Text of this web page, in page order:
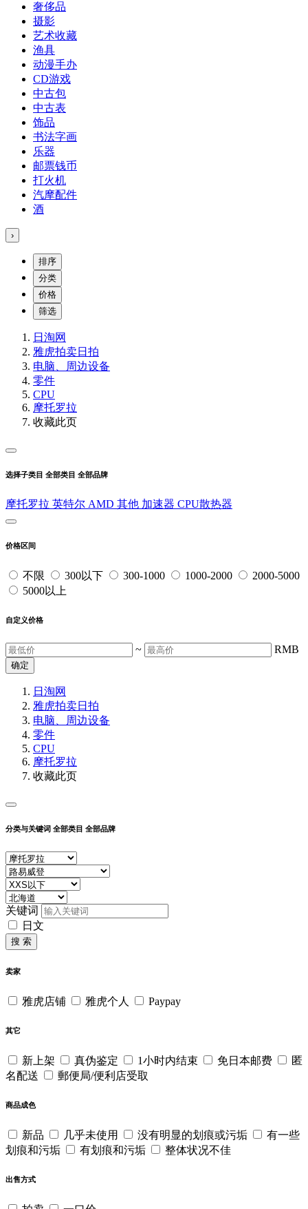
奢侈品
摄影
艺术收藏
渔具
动漫手办
CD游戏
中古包
中古表
饰品
书法字画
乐器
邮票钱币
打火机
汽摩配件
酒
›
排序
分类
价格
筛选
日淘网
雅虎拍卖日拍
电脑、周边设备
零件
CPU
摩托罗拉
收藏此页
选择子类目 全部类目 全部品牌
摩托罗拉 英特尔 AMD 其他 加速器 CPU散热器
价格区间
不限 300以下 300-1000 1000-2000
2000-5000
5000以上
自定义价格
~ RMB
确定
日淘网
雅虎拍卖日拍
电脑、周边设备
零件
CPU
摩托罗拉
收藏此页
分类与关键词 全部类目 全部品牌
关键词
日文
搜 索
卖家
雅虎店铺 雅虎个人 Paypay
其它
新上架 真伪鉴定 1小时内结束 免日本邮费
匿
名配送
郵便局/便利店受取
商品成色
新品 几乎未使用 没有明显的划痕或污垢
有一些
划痕和污垢
有划痕和污垢 整体状况不佳
出售方式